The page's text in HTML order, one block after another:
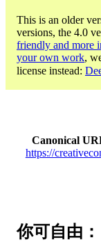
This is an older
versions, the 4.0
friendly and more
your own work,
license instead:
Canonical
https://
你可自由：